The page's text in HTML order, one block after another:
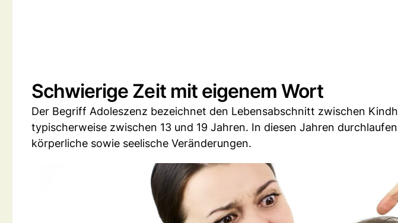
Schwierige Zeit mit eigenem Wort
Der Begriff Adoleszenz bezeichnet den Lebensabschnitt zwischen
typischerweise zwischen 13 und 19 Jahren. In diesen Jahren
körperliche sowie seelische Veränderungen.